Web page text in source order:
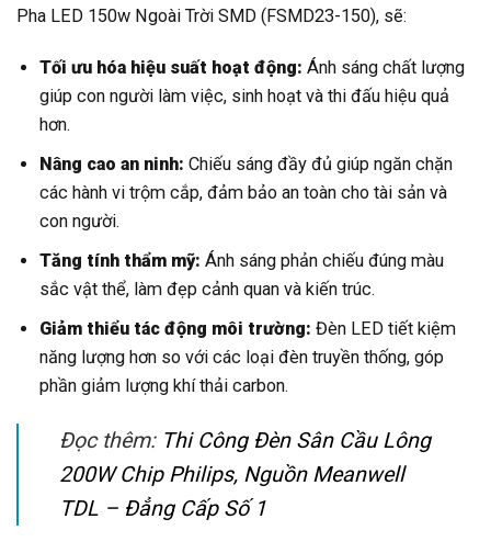
Pha LED 150w Ngoài Trời SMD (FSMD23-150), sẽ:
Tối ưu hóa hiệu suất hoạt động: Ánh sáng chất lượng
giúp con người làm việc, sinh hoạt và thi đấu hiệu quả
hơn.
Nâng cao an ninh: Chiếu sáng đầy đủ giúp ngăn chặn
các hành vi trộm cắp, đảm bảo an toàn cho tài sản và
con người.
Tăng tính thẩm mỹ: Ánh sáng phản chiếu đúng màu
sắc vật thể, làm đẹp cảnh quan và kiến trúc.
Giảm thiểu tác động môi trường: Đèn LED tiết kiệm
năng lượng hơn so với các loại đèn truyền thống, góp
phần giảm lượng khí thải carbon.
Đọc thêm: Thi Công Đèn Sân Cầu Lông
200W Chip Philips, Nguồn Meanwell
TDL – Đẳng Cấp Số 1